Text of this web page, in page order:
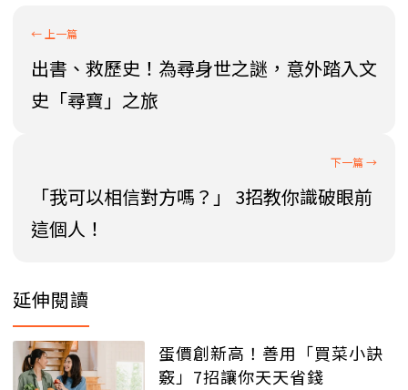
出書、救歷史！為尋身世之謎，意外踏入文
史「尋寶」之旅
「我可以相信對方嗎？」 3招教你識破眼前
這個人！
延伸閱讀
蛋價創新高！善用「買菜小訣
竅」7招讓你天天省錢